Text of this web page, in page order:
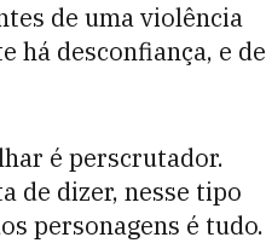
de uma violência
há desconfiança, e de
é perscrutador.
de dizer, nesse tipo
personagens é tudo.